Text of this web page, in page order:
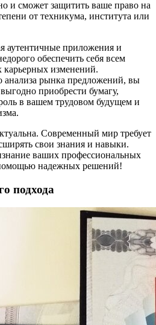
и сможет защитить ваше право на
от техникума, института или
аутентичные приложения и
обеспечить себя всем
изменений.
анализа рынка предложений, вы
приобрести бумагу,
в вашем трудовом будущем и
Современный мир требует
свои знания и навыки.
ваших профессиональных
надежных решений!
подхода